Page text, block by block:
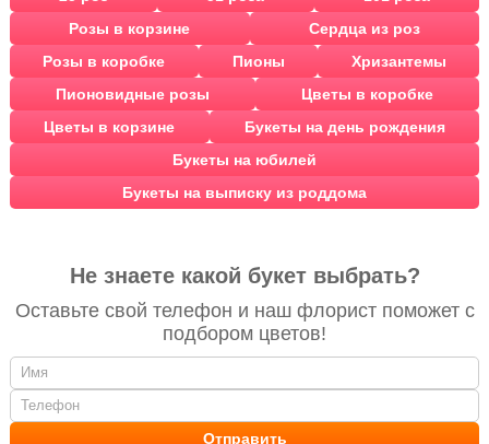
Розы в корзине
Сердца из роз
Розы в коробке
Пионы
Хризантемы
Пионовидные розы
Цветы в коробке
Цветы в корзине
Букеты на день рождения
Букеты на юбилей
Букеты на выписку из роддома
Не знаете какой букет выбрать?
Оставьте свой телефон и наш флорист поможет с
подбором цветов!